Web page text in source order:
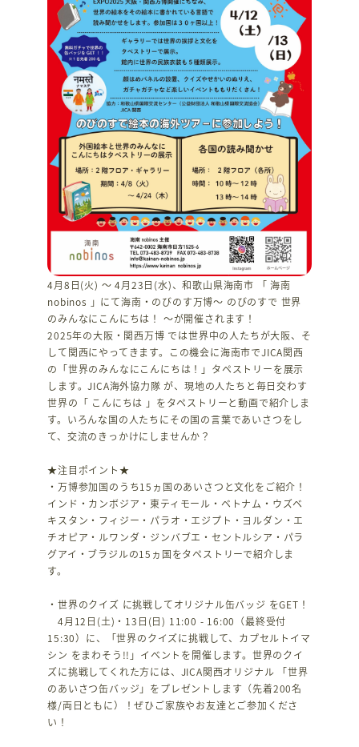
4月8日(火) ～ 4月23日(水)、和歌山県海南市 「 海南
nobinos 」にて海南・のびのす万博～ のびのすで 世界
のみんなにこんにちは！ ～が開催されます！
2025年の大阪・関西万博 では世界中の人たちが大阪、そ
して関西にやってきます。この機会に海南市でJICA関西
の「世界のみんなにこんにちは！」タペストリーを展示
します。JICA海外協力隊 が、現地の人たちと毎日交わす
世界の「 こんにちは 」をタペストリーと動画で紹介しま
す。いろんな国の人たちにその国の言葉であいさつをし
て、交流のきっかけにしませんか？
★注目ポイント★
・万博参加国のうち15ヵ国のあいさつと文化をご紹介！
インド・カンボジア・東ティモール・ベトナム・ウズベ
キスタン・フィジー・パラオ・エジプト・ヨルダン・エ
チオピア・ルワンダ・ジンバブエ・セントルシア・パラ
グアイ・ブラジルの15ヵ国をタペストリーで紹介しま
す。
・世界のクイズ に挑戦してオリジナル缶バッジ をGET！
4月12日(土)・13日(日) 11:00 - 16:00（最終受付
15:30）に、「世界のクイズに挑戦して、カプセルトイマ
シン をまわそう!!」イベントを開催します。世界のクイ
ズに挑戦してくれた方には、JICA関西オリジナル 「世界
のあいさつ缶バッジ」をプレゼントします（先着200名
様/両日ともに）！ぜひご家族やお友達とご参加くださ
い！